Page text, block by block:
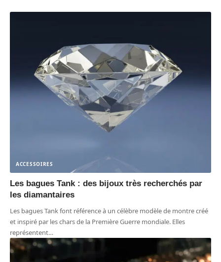
ACCESSOIRES
Les bagues Tank : des bijoux très recherchés par
les diamantaires
Les bagues Tank font référence à un célèbre modèle de montre créé
et inspiré par les chars de la Première Guerre mondiale. Elles
représentent…